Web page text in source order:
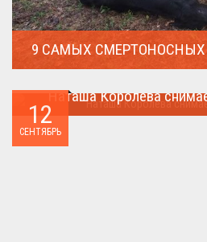
9 САМЫХ
12
СЕНТЯБРЬ
Наташа Королева